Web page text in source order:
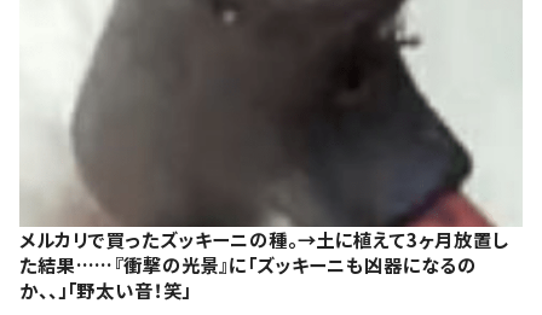
メルカリで買ったズッキーニの種。→土に植えて3ヶ月放置し
た結果……『衝撃の光景』に「ズッキーニも凶器になるの
か、、」「野太い音！笑」